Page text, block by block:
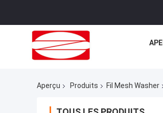
Aperçu Produits Fil Mesh Washer